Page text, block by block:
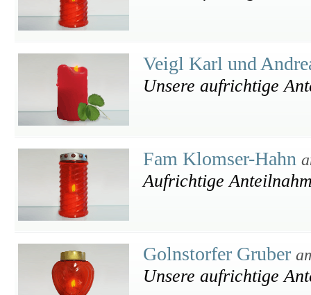
Veigl Karl und
Unsere aufrichtige
Fam Klomser-Hahn
Aufrichtige
Golnstorfer Gruber
Unsere aufrichtige